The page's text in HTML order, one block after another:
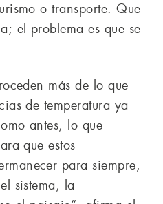
o transporte. Que
el problema es que se
más de lo que
de temperatura ya
antes, lo que
que estos
para siempre,
sistema, la